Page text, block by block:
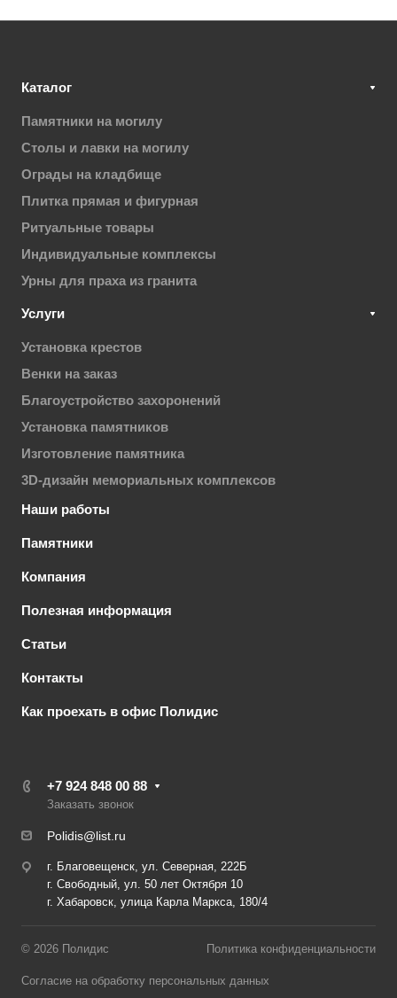
Каталог
Памятники на могилу
Столы и лавки на могилу
Ограды на кладбище
Плитка прямая и фигурная
Ритуальные товары
Индивидуальные комплексы
Урны для праха из гранита
Услуги
Установка крестов
Венки на заказ
Благоустройство захоронений
Установка памятников
Изготовление памятника
3D-дизайн мемориальных комплексов
Наши работы
Памятники
Компания
Полезная информация
Статьи
Контакты
Как проехать в офис Полидис
+7 924 848 00 88
Заказать звонок
Polidis@list.ru
г. Благовещенск, ул. Северная, 222Б
г. Свободный, ул. 50 лет Октября 10
г. Хабаровск, улица Карла Маркса, 180/4
© 2026 Полидис Политика конфиденциальности
Согласие на обработку персональных данных